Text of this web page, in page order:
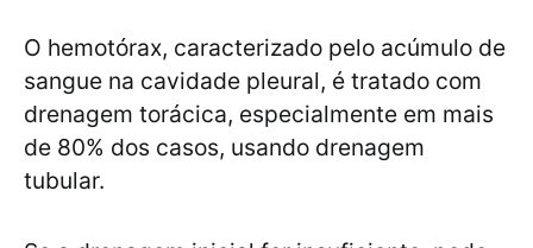
O hemotórax, caracterizado pelo acúmulo de
sangue na cavidade pleural, é tratado com
drenagem torácica, especialmente em mais
de 80% dos casos, usando drenagem
tubular.